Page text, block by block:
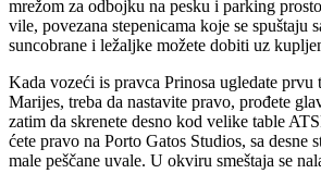
mrežom za odbojku na pesku i parking
vile, povezana stepenicama koje se spuštaju
suncobrane i ležaljke možete dobiti uz
Kada vozeći is pravca Prinosa ugledate prvu
Marijes, treba da nastavite pravo, prođete
zatim da skrenete desno kod velike table
ćete pravo na Porto Gatos Studios, sa desne
male peščane uvale. U okviru smeštaja se